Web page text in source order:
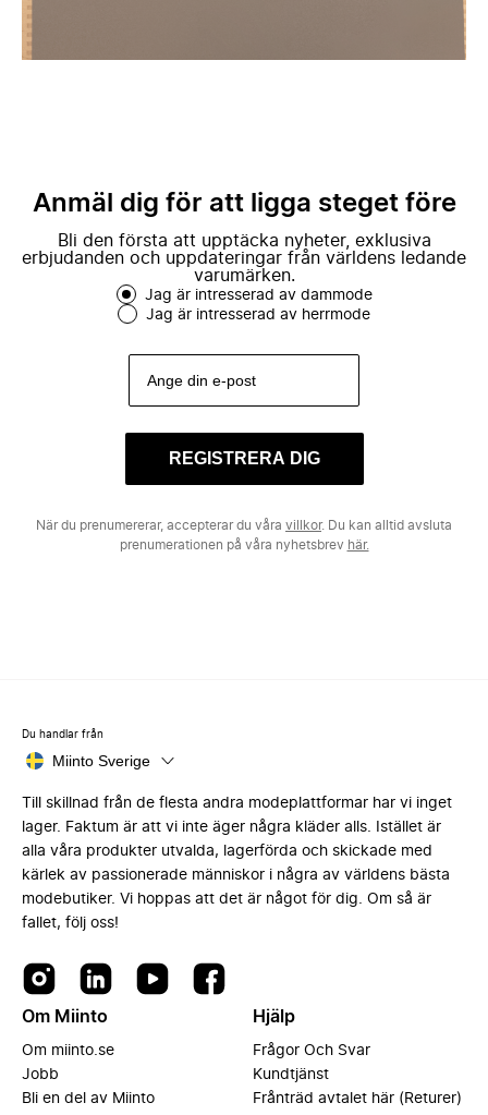
Anmäl dig för att ligga steget före
Bli den första att upptäcka nyheter, exklusiva
erbjudanden och uppdateringar från världens ledande
varumärken.
Jag är intresserad av dammode
Jag är intresserad av herrmode
REGISTRERA DIG
När du prenumererar, accepterar du våra villkor. Du kan alltid avsluta
prenumerationen på våra nyhetsbrev här.
Du handlar från
Miinto Sverige
Till skillnad från de flesta andra modeplattformar har vi inget
lager. Faktum är att vi inte äger några kläder alls. Istället är
alla våra produkter utvalda, lagerförda och skickade med
kärlek av passionerade människor i några av världens bästa
modebutiker. Vi hoppas att det är något för dig. Om så är
fallet, följ oss!
Om Miinto
Om miinto.se
Jobb
Bli en del av Miinto
Hjälp
Frågor Och Svar
Kundtjänst
Frånträd avtalet här (Returer)